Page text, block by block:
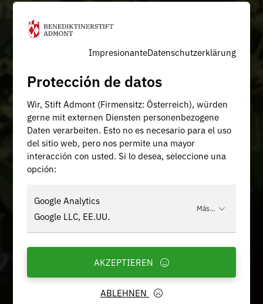
ImpresionanteDatenschutzerklärung
Protección de datos
Wir, Stift Admont (Firmensitz: Österreich), würden
gerne mit externen Diensten personenbezogene
Daten verarbeiten. Esto no es necesario para el uso
del sitio web, pero nos permite una mayor
interacción con usted. Si lo desea, seleccione una
opción:
Google Analytics
Google LLC, EE.UU.
Más...
ABLEHNEN
AKZEPTIEREN